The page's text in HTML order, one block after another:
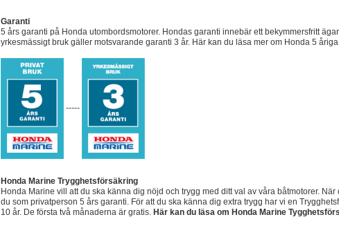
Garanti
5 års garanti på Honda utombordsmotorer. Hondas garanti innebär ett bekymmersfritt
yrkesmässigt bruk gäller motsvarande garanti 3 år. Här kan du läsa mer om Honda 5
-----
Honda Marine Trygghetsförsäkring
Honda Marine vill att du ska känna dig nöjd och trygg med ditt val av våra båtmotorer.
du som privatperson 5 års garanti. För att du ska känna dig extra trygg har vi en
10 år. De första två månaderna är gratis. Här kan du läsa om Honda Marine